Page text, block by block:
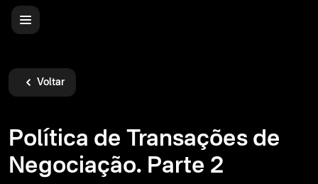
Voltar
Política de Transações de
Negociação. Parte 2